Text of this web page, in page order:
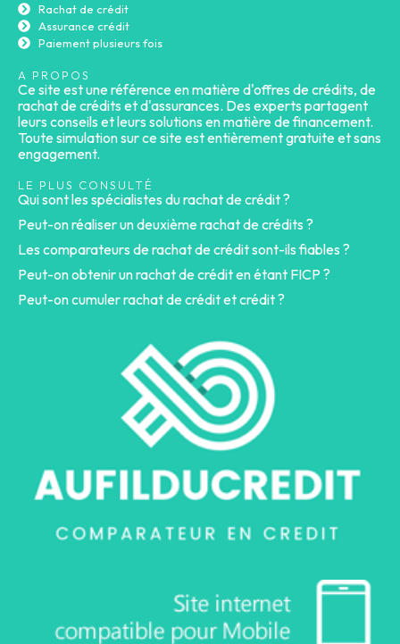
Rachat de crédit
Assurance crédit
Paiement plusieurs fois
A PROPOS
Ce site est une référence en matière d'offres de crédits, de
rachat de crédits et d'assurances. Des experts partagent
leurs conseils et leurs solutions en matière de financement.
Toute simulation sur ce site est entièrement gratuite et sans
engagement.
LE PLUS CONSULTÉ
Qui sont les spécialistes du rachat de crédit ?
Peut-on réaliser un deuxième rachat de crédits ?
Les comparateurs de rachat de crédit sont-ils fiables ?
Peut-on obtenir un rachat de crédit en étant FICP ?
Peut-on cumuler rachat de crédit et crédit ?